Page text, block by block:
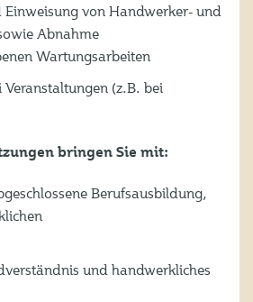
von Handwerker- und
Abnahme
Wartungsarbeiten
(z.B. bei
bringen Sie mit:
Berufsausbildung,
und handwerkliches